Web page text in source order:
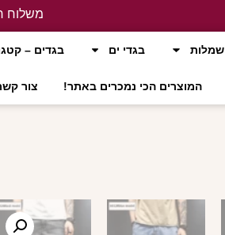
משלוח
שמלות בגדי ים בגדים –
המוצרים הכי נמכרים באתר! צור